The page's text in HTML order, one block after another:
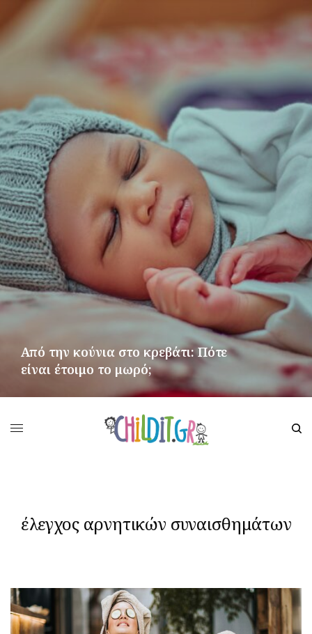
Από την κούνια στο κρεβάτι: Πότε
είναι έτοιμο το μωρό;
έλεγχος αρνητικών συναισθημάτων